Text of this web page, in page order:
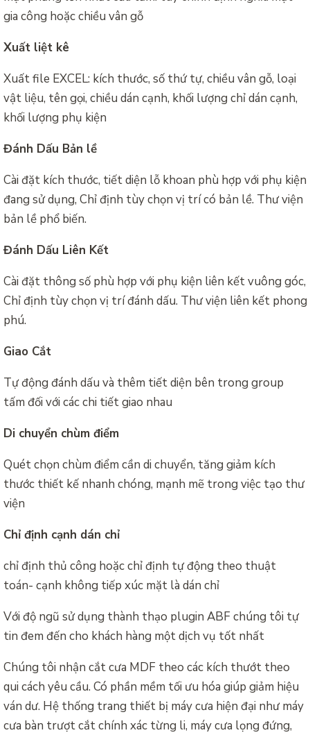
gia công hoặc chiều vân gỗ
Xuất liệt kê
Xuất file EXCEL: kích thước, số thứ tự, chiều vân gỗ, loại
vật liệu, tên gọi, chiều dán cạnh, khối lượng chỉ dán cạnh,
khối lượng phụ kiện
Đánh Dấu Bản lề
Cài đặt kích thước, tiết diện lỗ khoan phù hợp với phụ kiện
đang sử dụng, Chỉ định tùy chọn vị trí có bản lề. Thư viện
bản lề phổ biến.
Đánh Dấu Liên Kết
Cài đặt thông số phù hợp với phụ kiện liên kết vuông góc,
Chỉ định tùy chọn vị trí đánh dấu. Thư viện liên kết phong
phú.
Giao Cắt
Tự động đánh dấu và thêm tiết diện bên trong group
tấm đối với các chi tiết giao nhau
Di chuyển chùm điểm
Quét chọn chùm điểm cần di chuyển, tăng giảm kích
thước thiết kế nhanh chóng, mạnh mẽ trong việc tạo thư
viện
Chỉ định cạnh dán chỉ
chỉ định thủ công hoặc chỉ định tự động theo thuật
toán- cạnh không tiếp xúc mặt là dán chỉ
Với độ ngũ sử dụng thành thạo plugin ABF chúng tôi tự
tin đem đến cho khách hàng một dịch vụ tốt nhất
Chúng tôi nhận cắt cưa MDF theo các kích thướt theo
qui cách yêu cầu. Có phần mềm tối ưu hóa giúp giảm hiệu
ván dư. Hệ thống trang thiết bị máy cưa hiện đại như máy
cưa bàn trượt cắt chính xác từng li, máy cưa lọng đứng,